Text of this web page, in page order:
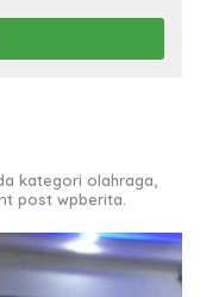
kategori olahraga,
post wpberita.